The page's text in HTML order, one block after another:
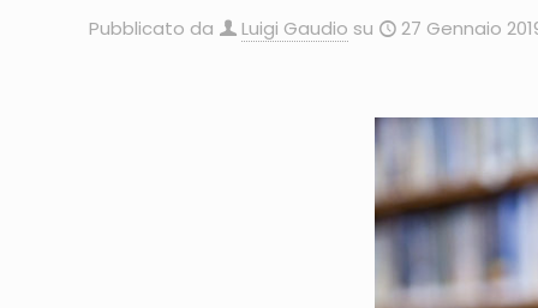
Pubblicato da Luigi Gaudio su 27 Gennaio